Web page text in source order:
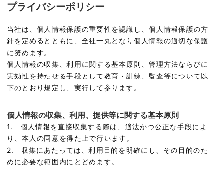
プライバシーポリシー
当社は、個人情報保護の重要性を認識し、個人情報保護の方
針を定めるとともに、全社一丸となり個人情報の適切な保護
に努めます。
個人情報の収集、利用に関する基本原則、管理方法ならびに
実効性を持たせる手段として教育・訓練、監査等について以
下のとおり規定し、実行して参ります。
個人情報の収集、利用、提供等に関する基本原則
1. 個人情報を直接収集する際は、適法かつ公正な手段によ
り、本人の同意を得た上で行います。
2. 収集にあたっては、利用目的を明確にし、その目的のた
めに必要な範囲内にとどめます。